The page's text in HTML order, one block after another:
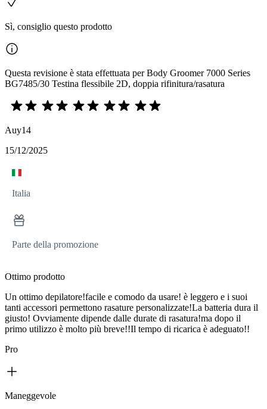
Sì, consiglio questo prodotto
Questa revisione è stata effettuata per Body Groomer 7000 Series
BG7485/30 Testina flessibile 2D, doppia rifinitura/rasatura
Auy14
15/12/2025
Italia
Parte della promozione
Ottimo prodotto
Un ottimo depilatore!facile e comodo da usare! è leggero e i suoi
tanti accessori permettono rasature personalizzate!La batteria dura il
giusto! Ovviamente dipende dalle durate di rasatura!ma dopo il
primo utilizzo è molto più breve!!Il tempo di ricarica è adeguato!!
Pro
Maneggevole